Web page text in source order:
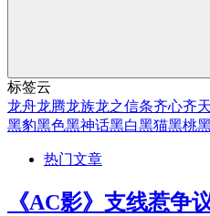
标签云
龙舟龙腾龙族龙之信条齐心齐
黑豹黑色黑神话黑白黑猫黑桃
热门文章
《AC影》支线惹争